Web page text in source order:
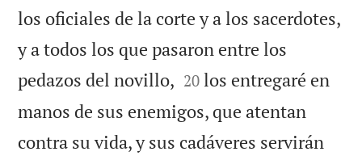
los oficiales de la corte y a los sacerdotes,
y a todos los que pasaron entre los
pedazos del novillo, 

20 los entregaré en
manos de sus enemigos, que atentan
contra su vida, y sus cadáveres servirán